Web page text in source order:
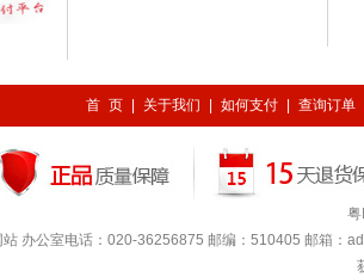
首 页| 关于我们 如何支付| 查询订单
站 办公室电话：020-36256875 邮编：510405 邮箱：